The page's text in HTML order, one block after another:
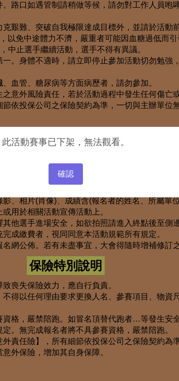
路口如遇管制請稍做等候，請勿對工作人員咆
艱難、突破自我極限達成目標外，並請於活動
以免中途體力不濟，嚴重者可能因血糖過低而
中止選手繼續活動，選手不得有異議。
。身體不適時，請立即停止參加活動切勿勉強
血管、糖尿病等方面病歷者，請勿參加。
意外風險責任，若於活動過程中發生任何傷亡
依投保公司之保險契約為準，一切與主辦單位
注意事項
不可抗拒之天然災害，為考量選手及參加者安
染病等因素造成大賽中止或延期舉辦，恕不退
、相片(肖像)、成績含(報名者的姓名、所屬單
用於相關活動宣傳活動上。
他選手進場安全，如欲拍照請進入終點後至側
成繳費者，視同同意本活動規範所有規定。
網公佈。若有未盡事宜，大會得隨時增補修訂
保險特別說明
喪失保險效力，應自行負責。
得以任何理由要求更換人名、參賽項目、物資
格，嚴禁陪跑。如冒名頂替代跑者…等發生安
。無完成報名者將不具參賽資格，嚴禁陪跑。
責任險】，所有細節依投保公司之保險契約為
外保險，增加其自身保障。
此活動賽事已下架，無法觀看。
確認